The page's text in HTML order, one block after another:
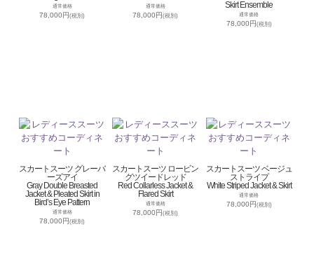
通常価格
78,000円(税別)
通常価格
78,000円(税別)
Skirt Ensemble
通常価格
78,000円(税別)
スカートスーツ グレーバ
ーズアイ
Gray Double Breasted
Jacket & Pleated Skirt in
Bird’s Eye Pattern
通常価格
78,000円(税別)
スカートスーツ ロービン
グツイードレッド
Red Collarless Jacket &
Flared Skirt
通常価格
78,000円(税別)
スカートスーツ ベージュ
ストライプ
White Striped Jacket & Skirt
通常価格
78,000円(税別)